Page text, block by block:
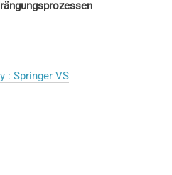
: Springer VS